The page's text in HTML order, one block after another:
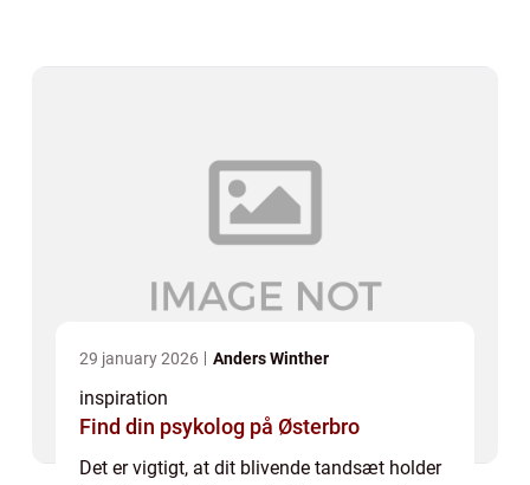
29 january 2026 Anders Winther
inspiration
Find din psykolog på Østerbro
Det er vigtigt, at dit blivende tandsæt holder